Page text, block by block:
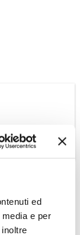
ed
e per